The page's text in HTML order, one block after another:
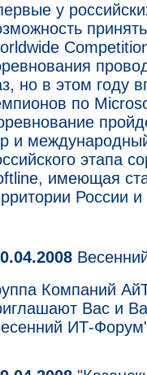
у
но в этом году
по
и
этапа
имеющая
России
Компаний
Вас и
ИТ-